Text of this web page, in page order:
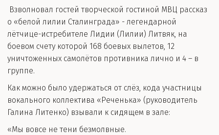
Взволновал гостей творческой гостиной МВЦ рассказ
о «белой лилии Сталинграда» - легендарной
лётчице-истребителе Лидии (Лилии) Литвяк, на
боевом счету которой 168 боевых вылетов, 12
уничтоженных самолётов противника лично и 4 – в
группе.
Как можно было удержаться от слёз, кода участницы
вокального коллектива «Реченька» (руководитель
Галина Литенко) взывали к сидящем в зале:
«Мы вовсе не тени безмолвные.